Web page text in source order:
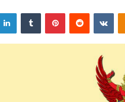
LinkedInTumblr PinterestReddit